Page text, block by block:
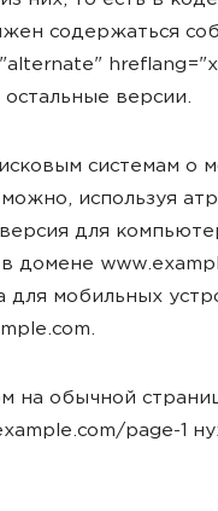
содержаться
остальные версии.
системам о
используя
для
домене
для мобильных
на обычной
page-1